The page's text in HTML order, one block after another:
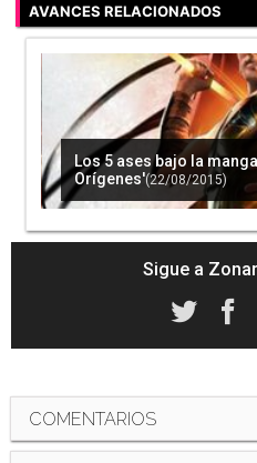
AVANCES RELACIONADOS
Los 5 ases bajo la
Orígenes'(22/08/2015)
Sigue a
COMENTARIOS